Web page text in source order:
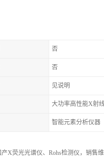
否
否
见说明
大功率高性能X射
智能元素分析仪器
X荧光光谱仪、Rohs检测仪，销售